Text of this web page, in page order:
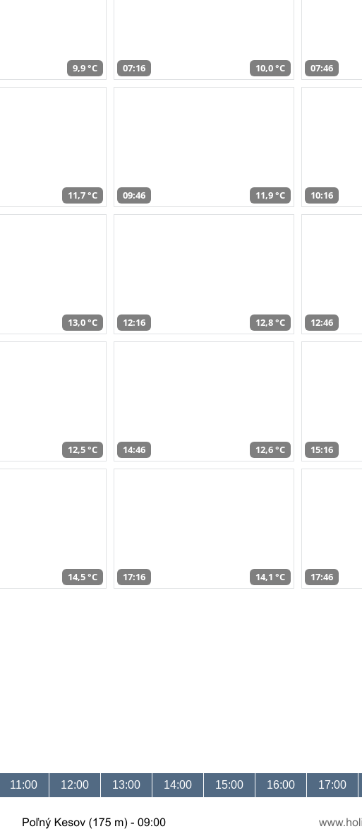
9,9 °C 07:16 10,0 °C 07:46
11,7 °C 09:46 11,9 °C 10:16
13,0 °C 12:16 12,8 °C 12:46
12,5 °C 14:46 12,6 °C 15:16
14,5 °C 17:16 14,1 °C 17:46
11:00 12:00 13:00 14:00 15:00 16:00 17:00